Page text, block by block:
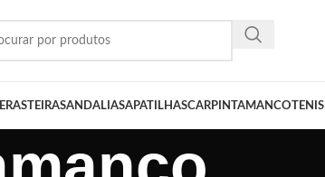
RASTEIRASANDALIASAPATILHASCARPINTAMANCOTENIS